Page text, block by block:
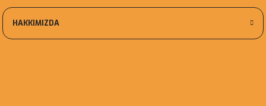
HAKKIMIZDA